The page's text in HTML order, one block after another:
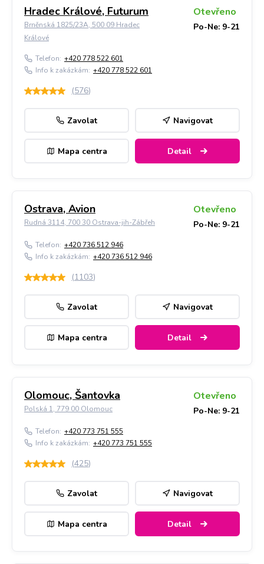
Hradec Králové, Futurum
Brněnská 1825/23A, 500 09 Hradec
Králové
Otevřeno
Po-Ne: 9-21
Telefon: +420 778 522 601
Info k zakázkám: +420 778 522 601
(576)
Zavolat Navigovat
Mapa centra Detail
Ostrava, Avion
Rudná 3114, 700 30 Ostrava-jih-Zábřeh
Otevřeno
Po-Ne: 9-21
Telefon: +420 736 512 946
Info k zakázkám: +420 736 512 946
(1103)
Zavolat Navigovat
Mapa centra Detail
Olomouc, Šantovka
Polská 1, 779 00 Olomouc
Otevřeno
Po-Ne: 9-21
Telefon: +420 773 751 555
Info k zakázkám: +420 773 751 555
(425)
Zavolat Navigovat
Mapa centra Detail